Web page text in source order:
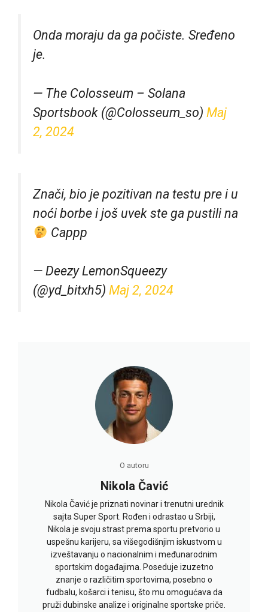
Onda moraju da ga počiste. Sređeno
je.
— The Colosseum – Solana
Sportsbook (@Colosseum_so) Maj
2, 2024
Znači, bio je pozitivan na testu pre i u
noći borbe i još uvek ste ga pustili na
Cappp
— Deezy LemonSqueezy
(@yd_bitxh5) Maj 2, 2024
O autoru
Nikola Čavić
Nikola Čavić je priznati novinar i trenutni urednik
sajta Super Sport. Rođen i odrastao u Srbiji,
Nikola je svoju strast prema sportu pretvorio u
uspešnu karijeru, sa višegodišnjim iskustvom u
izveštavanju o nacionalnim i međunarodnim
sportskim događajima. Poseduje izuzetno
znanje o različitim sportovima, posebno o
fudbalu, košarci i tenisu, što mu omogućava da
pruži dubinske analize i originalne sportske priče.